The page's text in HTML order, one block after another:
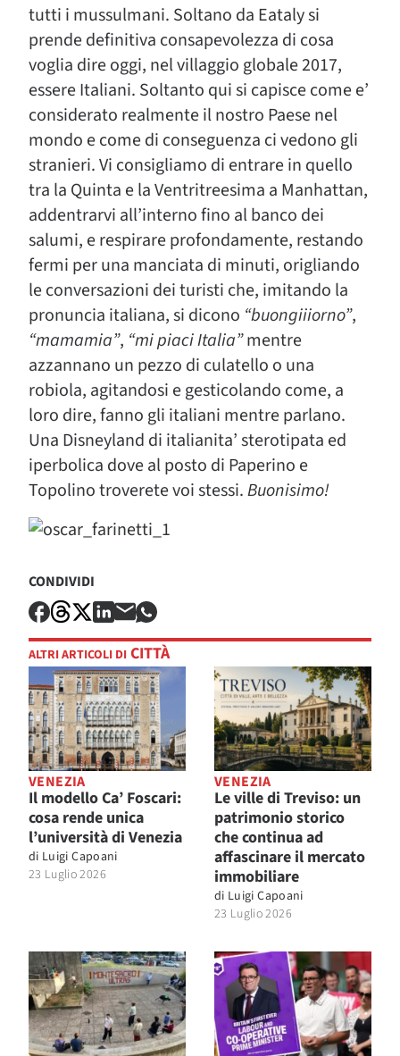
tutti i mussulmani. Soltano da Eataly si
prende definitiva consapevolezza di cosa
voglia dire oggi, nel villaggio globale 2017,
essere Italiani. Soltanto qui si capisce come e’
considerato realmente il nostro Paese nel
mondo e come di conseguenza ci vedono gli
stranieri. Vi consigliamo di entrare in quello
tra la Quinta e la Ventritreesima a Manhattan,
addentrarvi all’interno fino al banco dei
salumi, e respirare profondamente, restando
fermi per una manciata di minuti, origliando
le conversazioni dei turisti che, imitando la
pronuncia italiana, si dicono “buongiiiorno”,
“mamamia”, “mi piaci Italia”mentre
azzannano un pezzo di culatello o una
robiola, agitandosi e gesticolando come, a
loro dire, fanno gli italiani mentre parlano.
Una Disneyland di italianita’ sterotipata ed
iperbolica dove al posto di Paperino e
Topolino troverete voi stessi.Buonisimo!
CONDIVIDI
ALTRI ARTICOLI DI CITTÀ
VENEZIA
Il modello Ca’ Foscari:
cosa rende unica
l’università di Venezia
di Luigi Capoani
23 Luglio 2026
VENEZIA
Le ville di Treviso: un
patrimonio storico
che continua ad
affascinare il mercato
immobiliare
di Luigi Capoani
23 Luglio 2026